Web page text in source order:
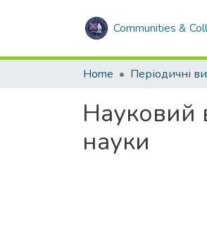
Communities &
Home
Науковий
науки